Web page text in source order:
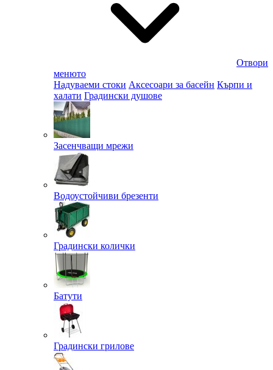
Отвори
менюто
Надуваеми стоки Аксесоари за басейн Кърпи и
халати Градински душове
Засенчващи мрежи
Водоустойчиви брезенти
Градински колички
Батути
Градински грилове